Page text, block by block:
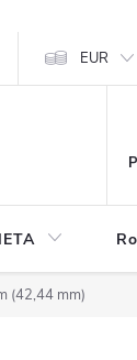
EUR
(42,44 mm)